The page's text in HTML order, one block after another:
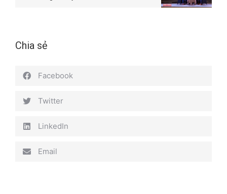
Chia sẻ
Facebook
Twitter
LinkedIn
Email